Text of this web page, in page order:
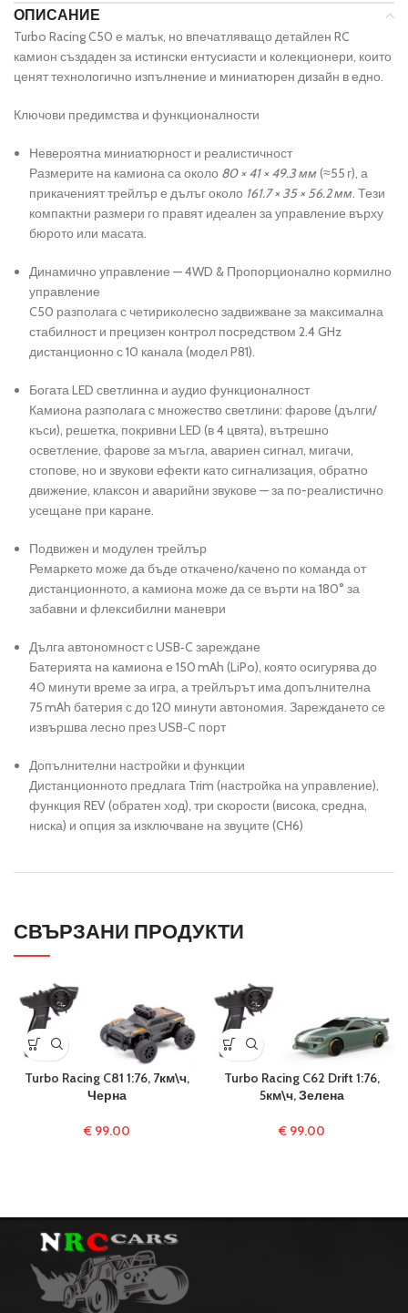
ОПИСАНИЕ
Turbo Racing C50 е малък, но впечатляващо детайлен RC
камион създаден за истински ентусиасти и колекционери, които
ценят технологично изпълнение и миниатюрен дизайн в едно.
Ключови предимства и функционалности
Невероятна миниатюрност и реалистичност
Размерите на камиона са около 80 × 41 × 49.3 мм(≈55 г), а
прикаченият трейлър е дълъг около 161.7 × 35 × 56.2 мм. Тези
компактни размери го правят идеален за управление върху
бюрото или масата.
Динамично управление — 4WD & Пропорционално кормилно
управление
C50 разполага с четириколесно задвижване за максимална
стабилност и прецизен контрол посредством 2.4 GHz
дистанционно с 10 канала (модел P81).
Богата LED светлинна и аудио функционалност
Камиона разполага с множество светлини: фарове (дълги/
къси), решетка, покривни LED (в 4 цвята), вътрешно
осветление, фарове за мъгла, авариен сигнал, мигачи,
стопове, но и звукови ефекти като сигнализация, обратно
движение, клаксон и аварийни звукове — за по-реалистично
усещане при каране.
Подвижен и модулен трейлър
Ремаркето може да бъде откачено/качено по команда от
дистанционното, а камиона може да се върти на 180° за
забавни и флексибилни маневри
Дълга автономност с USB‑C зареждане
Батерията на камиона е 150 mAh (LiPo), която осигурява до
40 минути време за игра, а трейлърът има допълнителна
75 mAh батерия с до 120 минути автономия. Зареждането се
извършва лесно през USB‑C порт
Допълнителни настройки и функции
Дистанционното предлага Trim (настройка на управление),
функция REV (обратен ход), три скорости (висока, средна,
ниска) и опция за изключване на звуците (CH6)
СВЪРЗАНИ ПРОДУКТИ
Turbo Racing C81 1:76, 7км\ч,
Черна
€99.00
Turbo Racing C62 Drift 1:76,
5км\ч, Зелена
€99.00